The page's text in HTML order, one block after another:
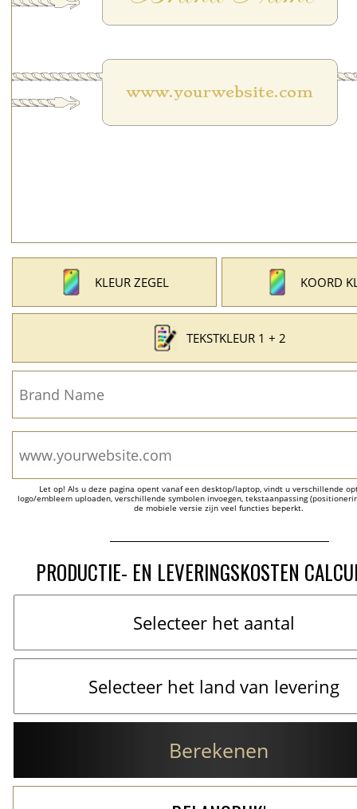
KLEUR ZEGEL KOORD
TEKSTKLEUR 1 + 2
Let op! Als u deze pagina opent vanaf een desktop/laptop, vindt u verschillende
logo/embleem uploaden, verschillende symbolen invoegen, tekstaanpassing
de mobiele versie zijn veel functies beperkt.
PRODUCTIE- EN LEVERINGSKOSTEN
Berekenen